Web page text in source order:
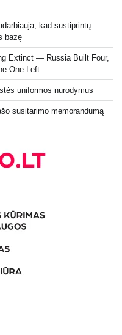
kad sustiprintų
bazę
Extinct — Russia Built Four,
One Left
uniformos nurodymus
susitarimo memorandumą